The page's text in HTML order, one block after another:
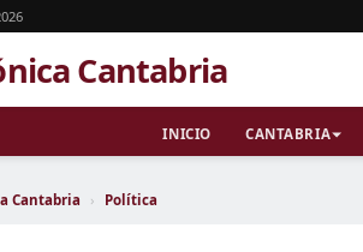
Cantabria
INICIO CANTABRIA
Cantabria › Política